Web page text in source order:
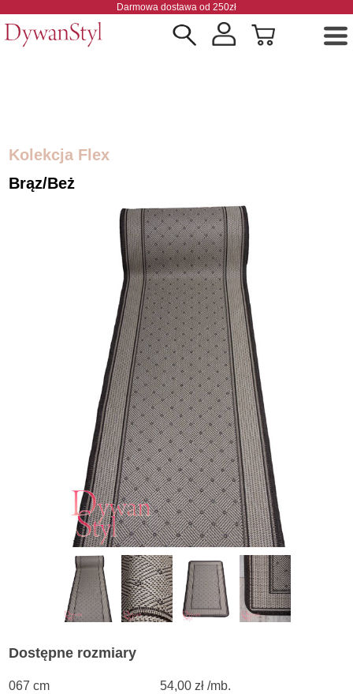
Darmowa dostawa od 250zł
Kolekcja Flex
Brąz/Beż
Dostępne rozmiary
067 cm 54,00 zł /mb.